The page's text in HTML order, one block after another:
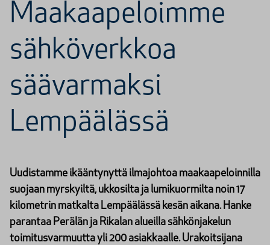
Maakaapeloimme
sähköverkkoa
säävarmaksi
Lempäälässä
Uudistamme ikääntynyttä ilmajohtoa maakaapeloinnilla
suojaan myrskyiltä, ukkosilta ja lumikuormilta noin 17
kilometrin matkalta Lempäälässä kesän aikana. Hanke
parantaa Perälän ja Rikalan alueilla sähkönjakelun
toimitusvarmuutta yli 200 asiakkaalle. Urakoitsijana